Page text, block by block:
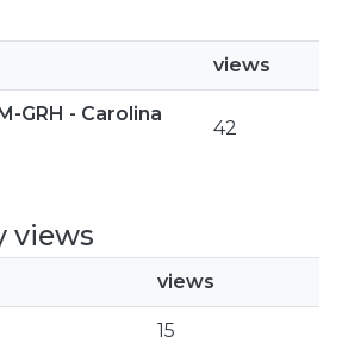
views
GRH - Carolina
42
views
views
15